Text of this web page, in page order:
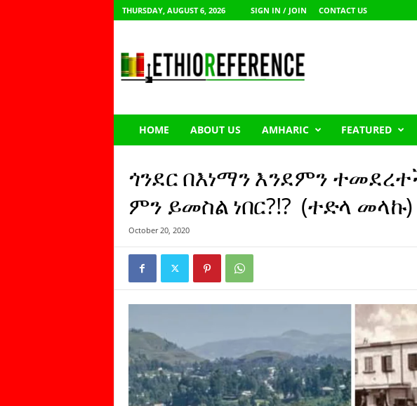
THURSDAY, AUGUST 6, 2026 SIGN IN / JOIN CONTACT US
h
HOME ABOUT US AMHARIC FEATURED
ጎንደር በእነማን እንደምን
ምን ይመስል ነበር?!? (ተድላ መላኩ)
October 20, 2020